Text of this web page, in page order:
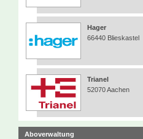
Hager
66440 Blieskastel
Trianel
52070 Aachen
Aboverwaltung